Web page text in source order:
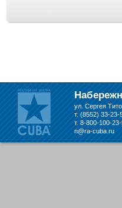
Шляпные коробочки
производим в Набережных
13 Мая 2019
Лазерная гравировка по
Набережных Челнах
ул. Сергея
т. (8552) 33-
т. 8-800-100-
n@ra-cuba.ru